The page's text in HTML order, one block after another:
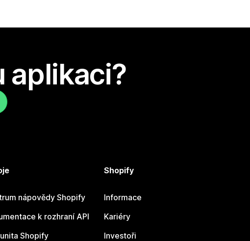
aplikaci?
nápovědy Shopify
k rozhraní API
Shopify
Shopify
Informace
Kariéry
Investoři